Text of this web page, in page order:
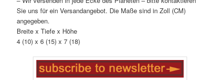
Sie uns für ein Versandangebot. Die Maße sind in Zoll (CM)
angegeben.
Breite x Tiefe x Höhe
4 (10) x 6 (15) x 7 (18)